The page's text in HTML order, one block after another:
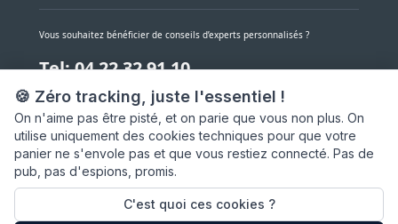
🍪 Zéro tracking, juste l'essentiel !
On n'aime pas être pisté, et on parie que vous non plus. On
utilise uniquement des cookies techniques pour que votre
panier ne s'envole pas et que vous restiez connecté. Pas de
pub, pas d'espions, promis.
C'est quoi ces cookies ?
Vous souhaitez bénéficier de conseils d’experts personnalisés ?
Tel: 04 22 32 91 10
Notre service client est à votre écoute du lundi au vendredi de 7h30 à 16h
NOUS CONTACTER PAR MESSAGE
SARL ASP06
66 av. Michel Jourdan
06150 CANNES LA BOCCA